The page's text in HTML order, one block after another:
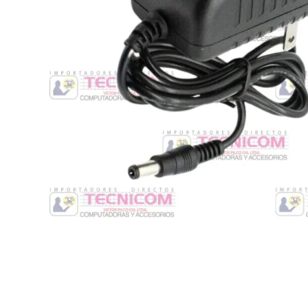
Monitores y TV
Suministros de Impresión
Punto de Venta
Accesorios y Periféricos
Software